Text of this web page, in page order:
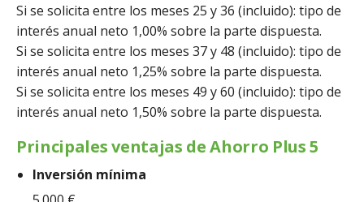
Si se solicita entre los meses 25 y 36 (incluido): tipo de
interés anual neto 1,00% sobre la parte dispuesta.
Si se solicita entre los meses 37 y 48 (incluido): tipo de
interés anual neto 1,25% sobre la parte dispuesta.
Si se solicita entre los meses 49 y 60 (incluido): tipo de
interés anual neto 1,50% sobre la parte dispuesta.
Principales ventajas de Ahorro Plus 5
Inversión mínima